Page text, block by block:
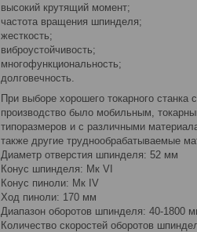
высокий крутящий момент;
частота вращения шпинделя;
жесткость;
виброустойчивость;
многофункциональность;
долговечность.
При выборе хорошего токарного станка
производство было мобильным,
типоразмеров и с различными
также другие труднообрабатываемые
Диаметр отверстия шпинделя: 52 мм
Конус шпинделя: Мк VI
Конус пиноли: Мк IV
Ход пиноли: 170 мм
Диапазон оборотов шпинделя: 40-1800
Количество скоростей оборотов